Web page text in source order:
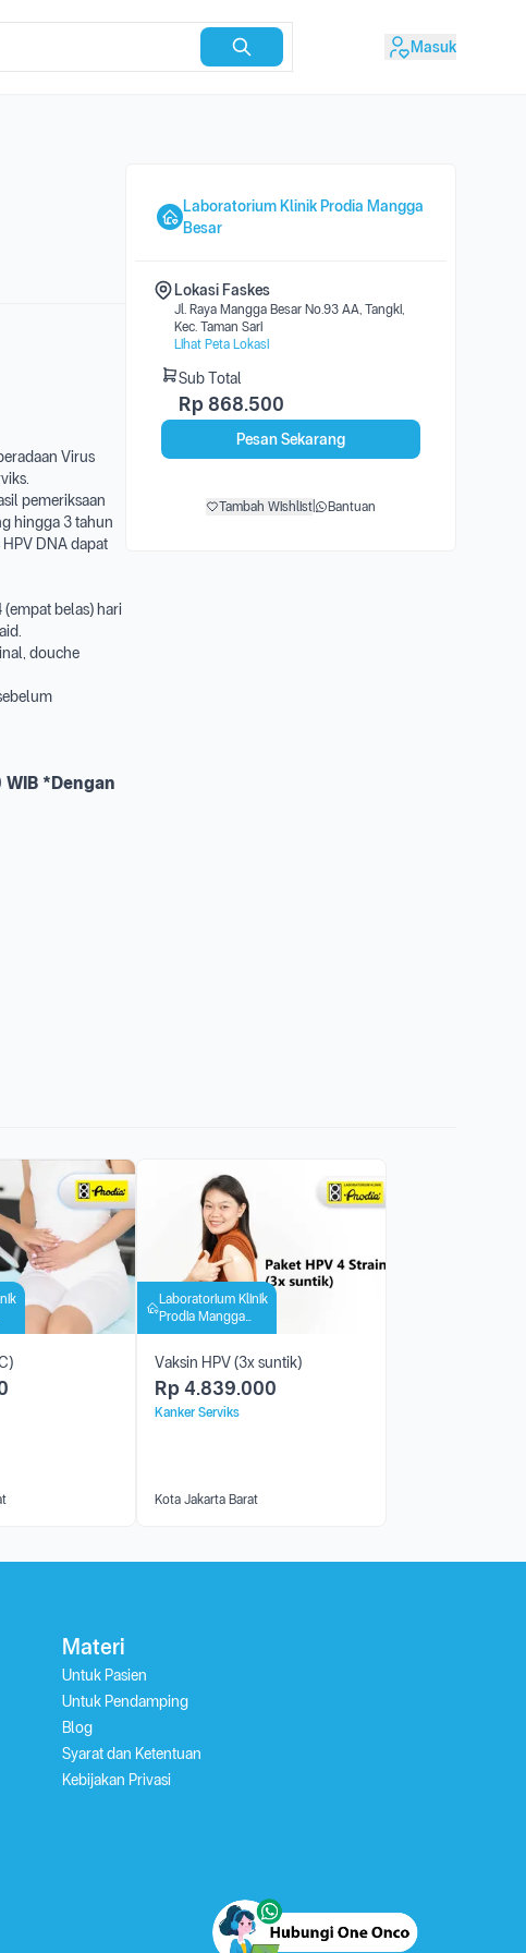
Masuk
Virus
pemeriksaan
hingga 3 tahun
DNA dapat
belas) hari
douche
* Dengan
Laboratorium Klinik Prodia Mangga
Besar
Lokasi Faskes
Jl. Raya Mangga Besar No.93 AA, Tangki,
Kec. Taman Sari
Lihat Peta Lokasi
Sub Total
Rp 868.500
Pesan Sekarang
Tambah Wishlist Bantuan
Laboratorium Klinik
Prodia Mangga
Besar
Vaksin HPV (3x suntik)
Rp 4.839.000
Kanker Serviks
Kota Jakarta Barat
Materi
Untuk Pasien
Untuk Pendamping
Blog
Syarat dan Ketentuan
Kebijakan Privasi